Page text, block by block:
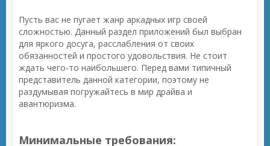
Пусть вас не пугает жанр аркадных игр своей
сложностью. Данный раздел приложений был выбран
для яркого досуга, расслабления от своих
обязанностей и простого удовольствия. Не стоит
ждать чего-то наибольшего. Перед вами типичный
представитель данной категории, поэтому не
раздумывая погружайтесь в мир драйва и
авантюризма.
Минимальные требования: